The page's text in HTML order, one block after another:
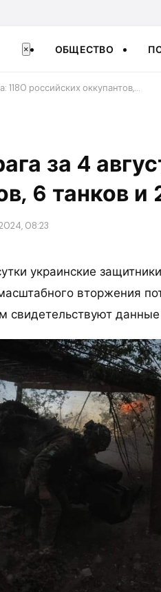
× ОБЩЕСТВО
1180 российских оккупантов,…
за 4
6 танков
08:23
украинские
вторжения
свидетельствуют